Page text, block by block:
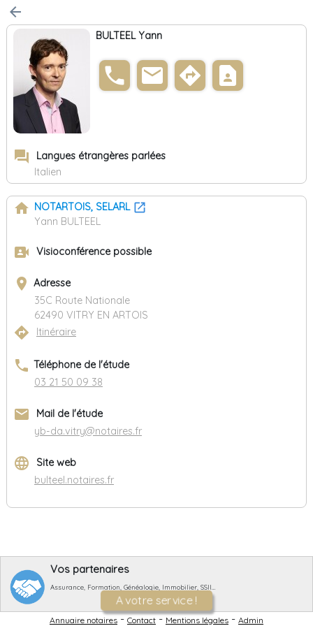
arrow_back
BULTEEL Yann
phone email directions contact_page
forum
Langues étrangères parlées
Italien
home NOTARTOIS, SELARL
Yann BULTEEL
video_camera_front Visioconférence possible
place Adresse
35C Route Nationale
62490 VITRY EN ARTOIS
directions Itinéraire
phone Téléphone de l'étude
03 21 50 09 38
email
Mail de l'étude
yb-da.vitry@notaires.fr
language
Site web
bulteel.notaires.fr
Vos partenaires
Assurance, Formation, Généalogie, Immobilier, SSII…
A votre service !
Annuaire notaires-Contact-Mentions légales - Admin